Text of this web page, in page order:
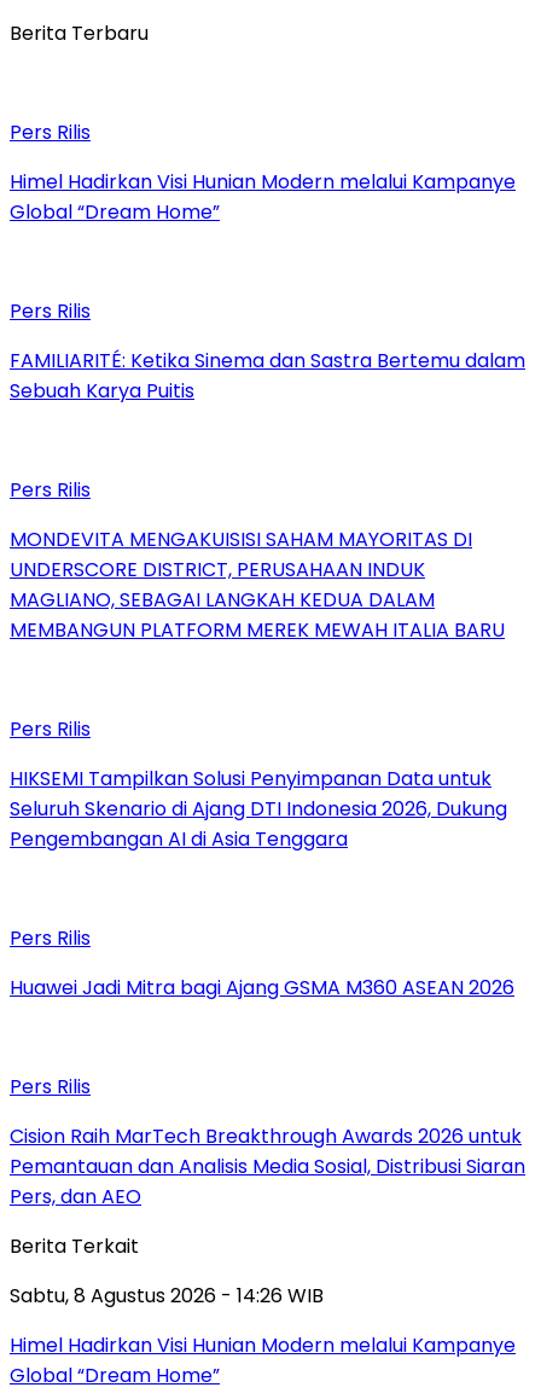
Berita Terbaru
Pers Rilis
Himel Hadirkan Visi Hunian Modern melalui Kampanye
Global “Dream Home”
Pers Rilis
FAMILIARITÉ: Ketika Sinema dan Sastra Bertemu dalam
Sebuah Karya Puitis
Pers Rilis
MONDEVITA MENGAKUISISI SAHAM MAYORITAS DI
UNDERSCORE DISTRICT, PERUSAHAAN INDUK
MAGLIANO, SEBAGAI LANGKAH KEDUA DALAM
MEMBANGUN PLATFORM MEREK MEWAH ITALIA BARU
Pers Rilis
HIKSEMI Tampilkan Solusi Penyimpanan Data untuk
Seluruh Skenario di Ajang DTI Indonesia 2026, Dukung
Pengembangan AI di Asia Tenggara
Pers Rilis
Huawei Jadi Mitra bagi Ajang GSMA M360 ASEAN 2026
Pers Rilis
Cision Raih MarTech Breakthrough Awards 2026 untuk
Pemantauan dan Analisis Media Sosial, Distribusi Siaran
Pers, dan AEO
Berita Terkait
Sabtu, 8 Agustus 2026 - 14:26 WIB
Himel Hadirkan Visi Hunian Modern melalui Kampanye
Global “Dream Home”